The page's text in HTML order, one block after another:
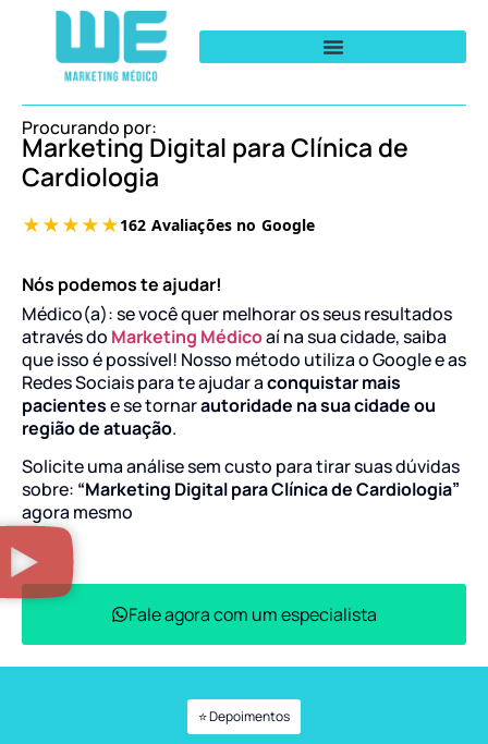
Procurando por:
Marketing Digital para Clínica de
Cardiologia
Nós podemos te ajudar!
Médico(a): se você quer melhorar os seus resultados
através do Marketing Médicoaí na sua cidade, saiba
que isso é possível! Nosso método utiliza o Google e as
Redes Sociais para te ajudar aconquistar mais
pacientese se tornarautoridade na sua cidade ou
região de atuação.
Solicite uma análise sem custo para tirar suas dúvidas
sobre: “Marketing Digital para Clínica de Cardiologia”
agora mesmo
Fale agora com um especialista
⭐ Depoimentos